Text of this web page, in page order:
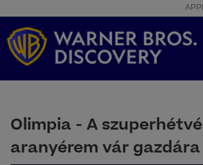
Olimpia - A
aranyérem vár gazdára